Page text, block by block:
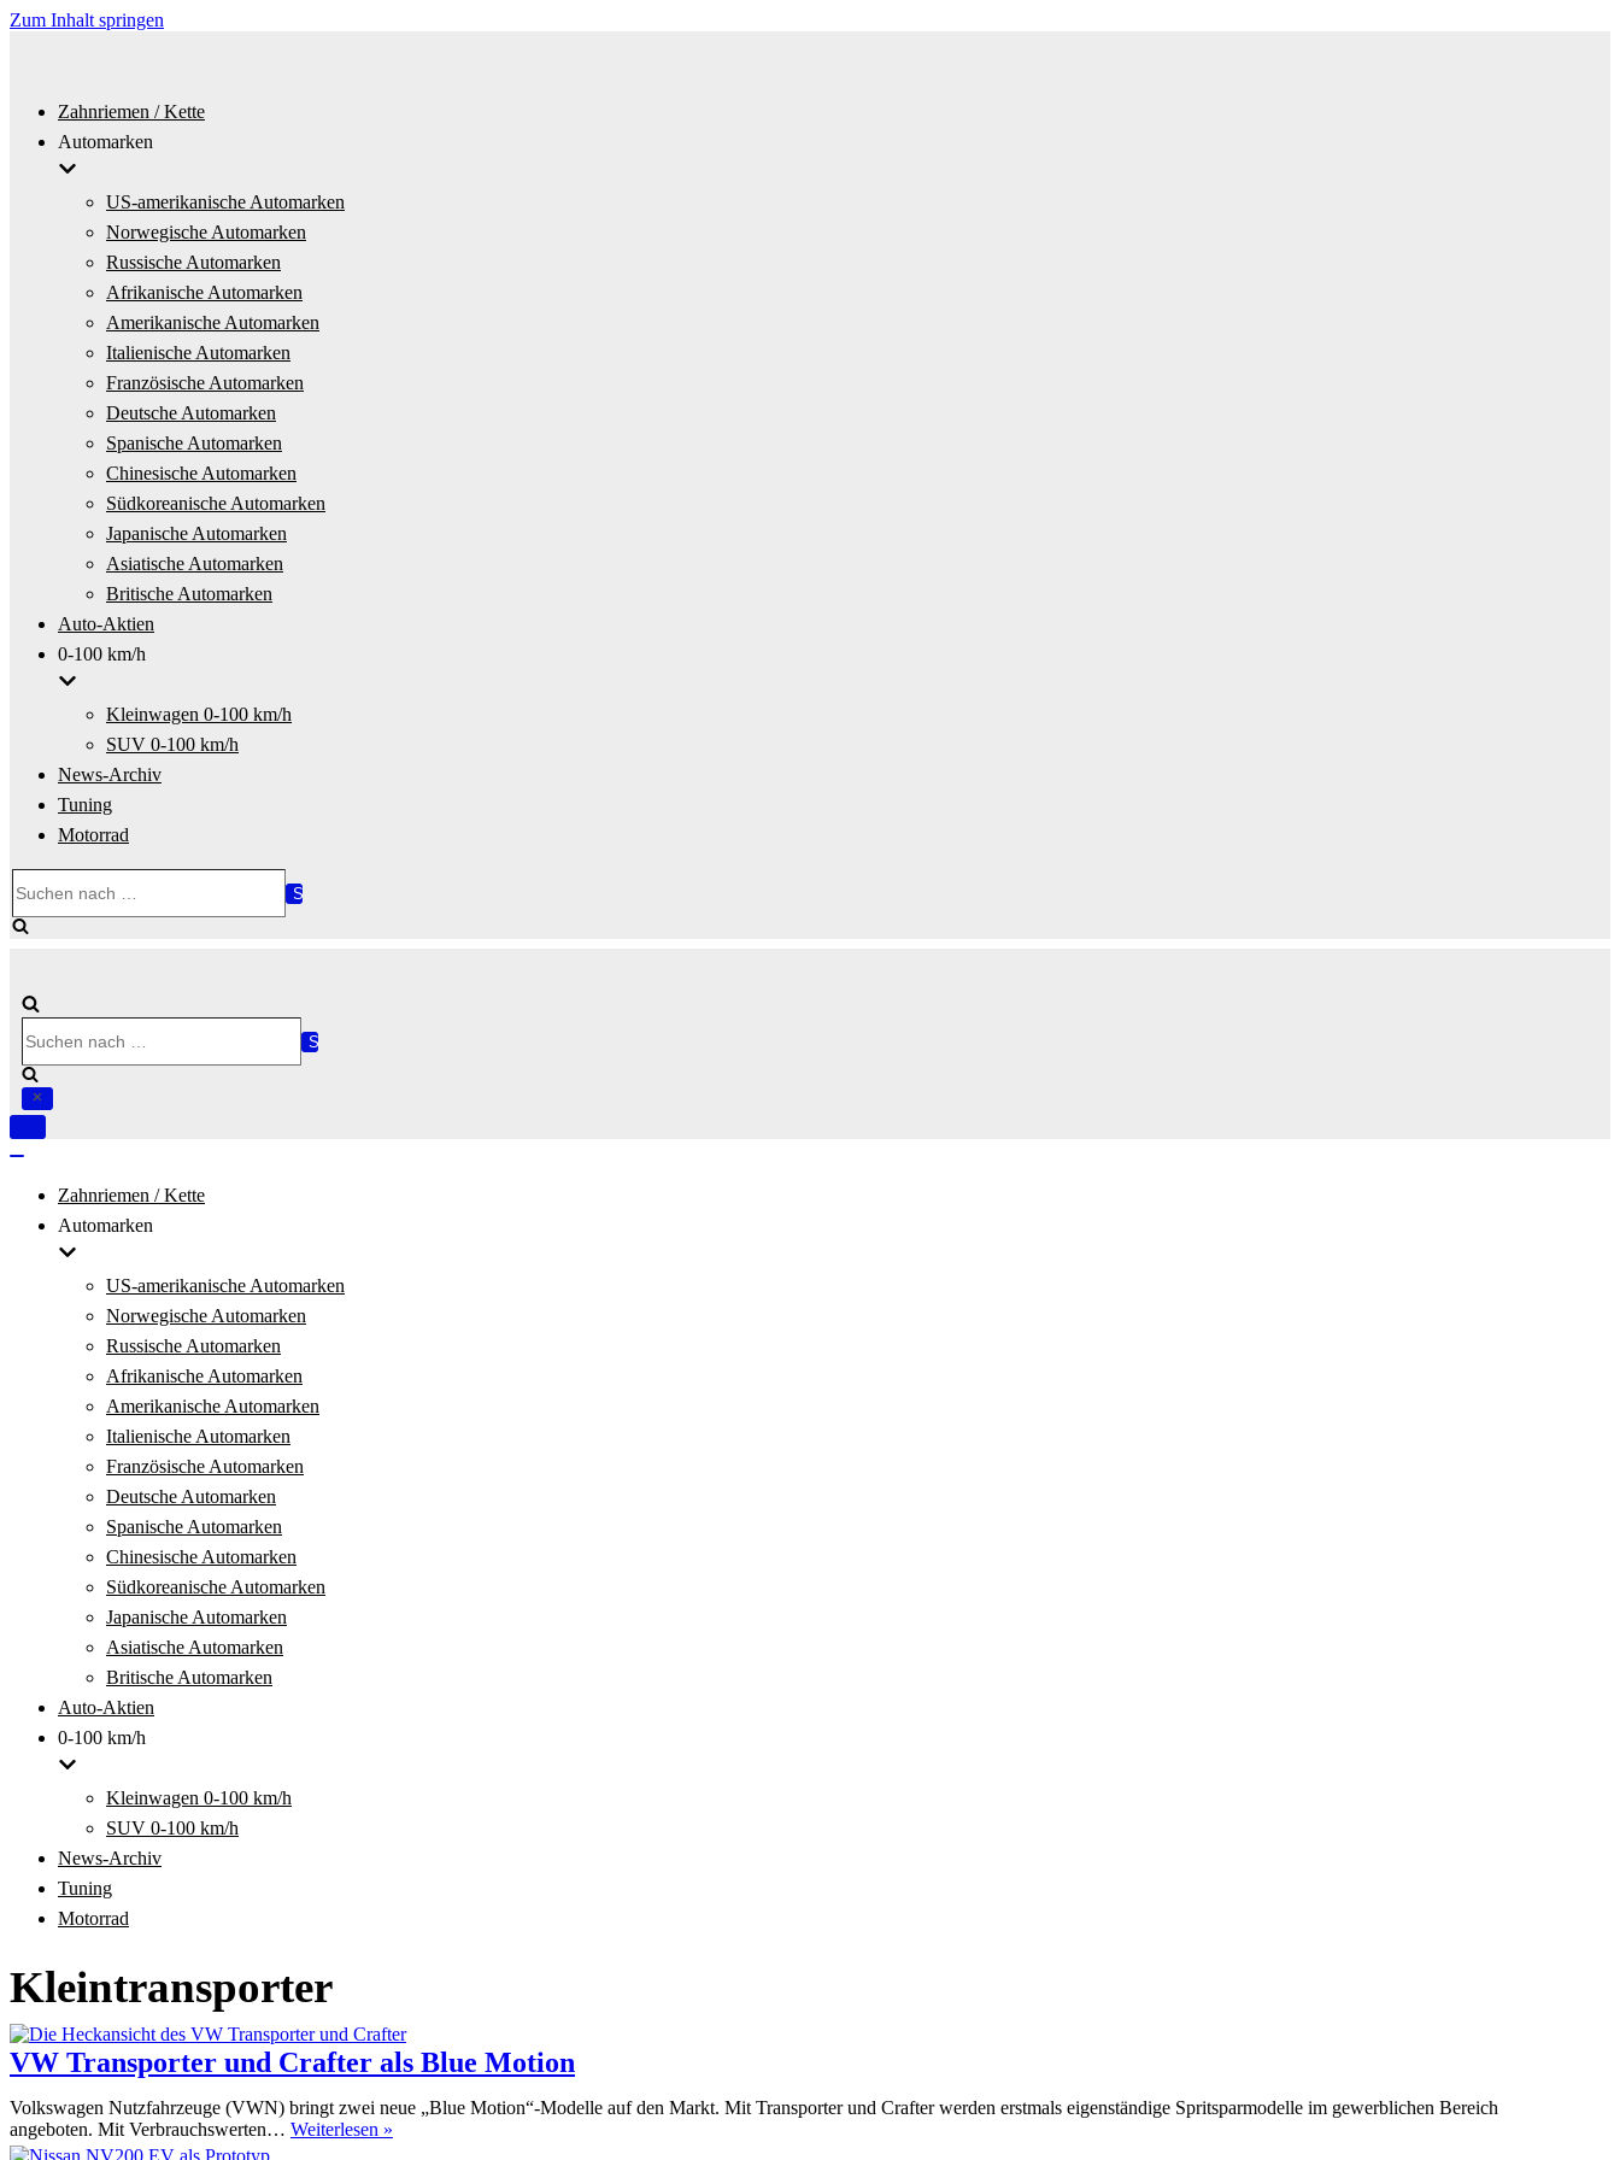
Zum Inhalt springen
Zahnriemen / Kette
Automarken
US-amerikanische Automarken
Norwegische Automarken
Russische Automarken
Afrikanische Automarken
Amerikanische Automarken
Italienische Automarken
Französische Automarken
Deutsche Automarken
Spanische Automarken
Chinesische Automarken
Südkoreanische Automarken
Japanische Automarken
Asiatische Automarken
Britische Automarken
Auto-Aktien
0-100 km/h
Kleinwagen 0-100 km/h
SUV 0-100 km/h
News-Archiv
Tuning
Motorrad
nach …
nach …
Navigation
Zahnriemen / Kette
Automarken
US-amerikanische Automarken
Norwegische Automarken
Russische Automarken
Afrikanische Automarken
Amerikanische Automarken
Italienische Automarken
Französische Automarken
Deutsche Automarken
Spanische Automarken
Chinesische Automarken
Südkoreanische Automarken
Japanische Automarken
Asiatische Automarken
Britische Automarken
Auto-Aktien
0-100 km/h
Kleinwagen 0-100 km/h
SUV 0-100 km/h
News-Archiv
Tuning
Motorrad
Kleintransporter
VW Transporter und Crafter als Blue Motion
Volkswagen Nutzfahrzeuge (VWN) bringt zwei neue „Blue Motion“-Modelle auf den Markt. Mit Transporter und Crafter werden erstmals eigenständige Spritsparmodelle im gewerblichen Bereich
angeboten. Mit Verbrauchswerten… Weiterlesen »